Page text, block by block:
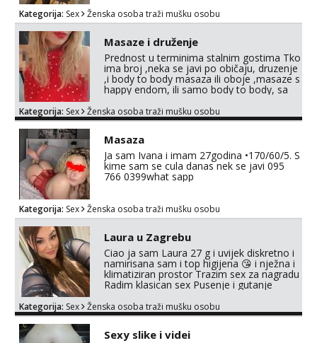
Kategorija: Sex Ženska osoba traži mušku osobu
Masaze i druženje
Prednost u terminima stalnim gostima Tko
ima broj ,neka se javi po običaju, druzenje
,i body to body masaza ili oboje ,masaze s
happy endom, ili samo body to body, sa
info maserkasplit96@gmail.com ili pošaljite
upit na WhatsApp 0958296578 (neki od vas
nećete dobiti odgovor u to vrime vec 9 do
21) odnosno ...
Kategorija: Sex Ženska osoba traži mušku osobu
Masaza
Ja sam Ivana i imam 27godina •170/60/5. S
kime sam se cula danas nek se javi 095
766 0399what sapp
Kategorija: Sex Ženska osoba traži mušku osobu
Laura u Zagrebu
Ciao ja sam Laura 27 g i uvijek diskretno i
namirisana sam i top higijena 😘 i nježna i
klimatiziran prostor Trazim sex za nagradu
Radim klasican sex Pusenje i gutanje
me mozes i ljubiti po tijelu Iskljucivo
neradim analni !!! I neljubim se Whatsapp
Kategorija: Sex Ženska osoba traži mušku osobu
Sexy slike i videi